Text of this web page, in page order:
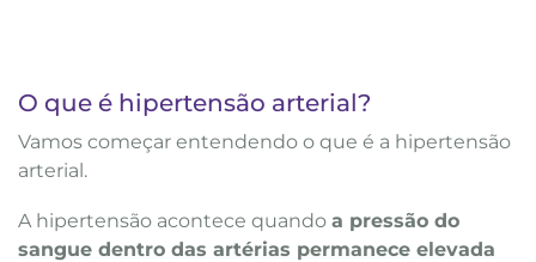
O que é hipertensão arterial?
Vamos começar entendendo o que é a hipertensão
arterial.
A hipertensão acontece quando a pressão do
sangue dentro das artérias permanece elevada